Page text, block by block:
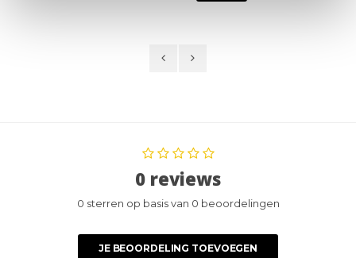
0 reviews
0 sterren op basis van 0 beoordelingen
JE BEOORDELING TOEVOEGEN